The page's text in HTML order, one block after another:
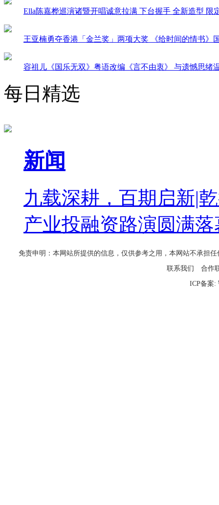
Ella陈嘉桦巡演诸暨开唱诚意拉满 下台握手 全新造型 限
王亚楠勇夺香港「金兰奖」两项大奖 《给时间的情书》
容祖儿《国乐无双》粤语改编《言不由衷》 与遗憾思绪
每日精选
新闻
九载深耕，百期启新|
产业投融资路演圆满落
免责申明：本网站所提供的信息，仅供参考之用，本网站不承担
联系我们 合作
ICP备案: